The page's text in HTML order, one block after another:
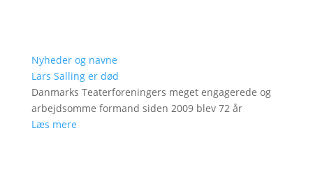
Nyheder og navne
Lars Salling er død
Danmarks Teaterforeningers meget engagerede og
arbejdsomme formand siden 2009 blev 72 år
Læs mere